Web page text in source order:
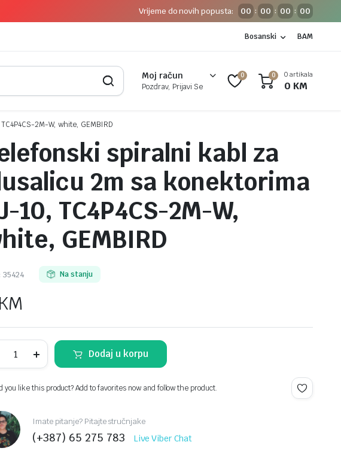
Vrijeme do novih popusta: 00 : 00 : 00 : 00
Bosanski BAM
Moj račun
Pozdrav, Prijavi Se
0 0 0 artikala
0 KM
2M-W, white, GEMBIRD
spiralni kabl za
2m sa konektorima
10, TC4P4CS-2M-W,
GEMBIRD
35424 Na stanju
KM
spiralni
kabl
slusalicu
2m
konektorima
RJ-
10,
TC4P4CS-
Dodaj u korpu
you like this product? Add to favorites now and follow the product.
Imate pitanje? Pitajte stručnjake
(+387) 65 275 783 Live Viber Chat